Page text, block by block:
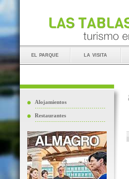
el parque la visita
Alojamientos
Restaurantes